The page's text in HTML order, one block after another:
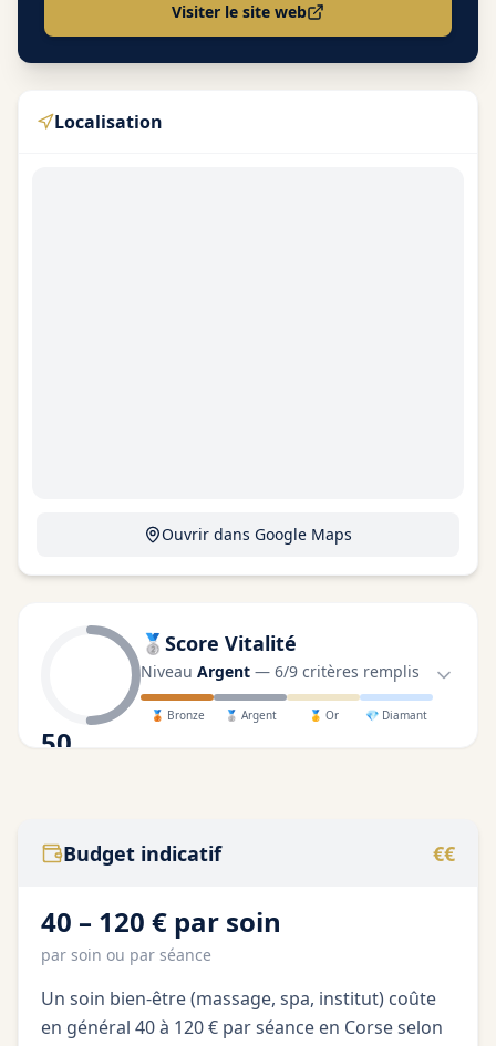
Visiter le site web
Localisation
Ouvrir dans Google Maps
50
🥈 Score Vitalité
Niveau Argent — 6/9 critères remplis
🥉 Bronze 🥈 Argent 🥇 Or 💎 Diamant
Budget indicatif €€
40 – 120 € par soin
par soin ou par séance
Un soin bien-être (massage, spa, institut) coûte
en général 40 à 120 € par séance en Corse selon